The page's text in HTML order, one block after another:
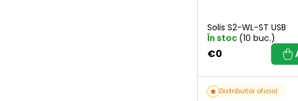
Solis S2-WL-ST USB
În stoc (10 buc.)
€0
Distribuitor oficial